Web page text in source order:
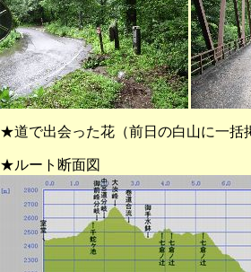
★道で出会った花（前日の白山に一括
★ルート断面図